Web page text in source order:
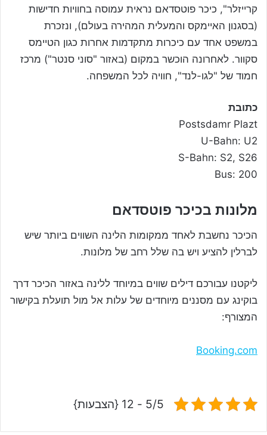
קרייזלר", כיכר פוטסדאם נראית עמוסה בחוויות חדישות
(בסגנון האיימקס והמעלית המהירה בעולם), ונזכרת
במשפט אחד עם כיכרות מתקדמות אחרות כגון הטיימס
סקוור. לאחרונה הוכשר במקום (באזור "סוני סנטר") מרכז
חמוד של "לגו-לנד", חוויה לכל המשפחה.
כתובת
Postsdamr Plazt
U-Bahn: U2
S-Bahn: S2, S26
Bus: 200
מלונות בכיכר פוטסדאם
הכיכר נחשבת לאחד ממקומות הלינה השווים ביותר שיש
לברלין להציע ויש בה שלל רחב של מלונות.
ליקטנו עבורכם דילים שווים במיוחד ללינה באזור הכיכר דרך
בוקינג עם מסננים מיוחדים של עלות אל מול תועלת בקישור
המצורף:
Booking.com
5/5 - 12 {הצבעות}